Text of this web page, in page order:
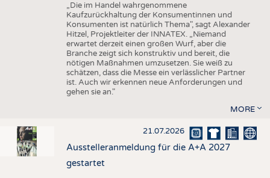
„Die im Handel wahrgenommene
Kaufzurückhaltung der Konsumentinnen und
Konsumenten ist natürlich Thema", sagt Alexander
Hitzel, Projektleiter der INNATEX. „Niemand
erwartet derzeit einen großen Wurf, aber die
Branche zeigt sich konstruktiv und bereit, die
nötigen Maßnahmen umzusetzen. Sie weiß zu
schätzen, dass die Messe ein verlässlicher Partner
ist. Auch wir erkennen neue Anforderungen und
gehen sie an."
MORE
21.07.2026
Ausstelleranmeldung für die A+A 2027
gestartet